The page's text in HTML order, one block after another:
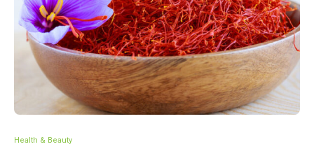
Health & Beauty